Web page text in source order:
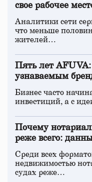
свое рабочее
Аналитики сети
что меньше
жителей…
Пять лет AFUVA:
узнаваемым
Бизнес часто
инвестиций, а с
Почему
реже всего:
Среди всех
недвижимостью
судах реже…